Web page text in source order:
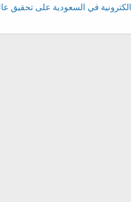
في السعودية على تحقيق